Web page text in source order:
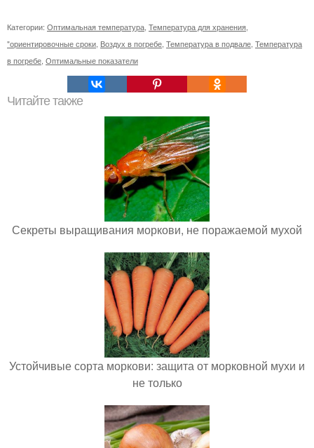
Категории: Оптимальная температура Температура для хранения
"ориентировочные сроки Воздух в погребе Температура в подвале Температура
в погребе Оптимальные показатели
Читайте также
Секреты выращивания моркови, не поражаемой мухой
Устойчивые сорта моркови: защита от морковной мухи и
не только